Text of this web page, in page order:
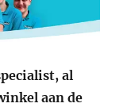
al
aan de